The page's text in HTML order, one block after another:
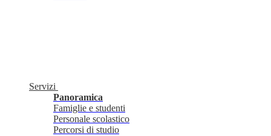
Servizi
Panoramica
Famiglie e studenti
Personale scolastico
Percorsi di studio